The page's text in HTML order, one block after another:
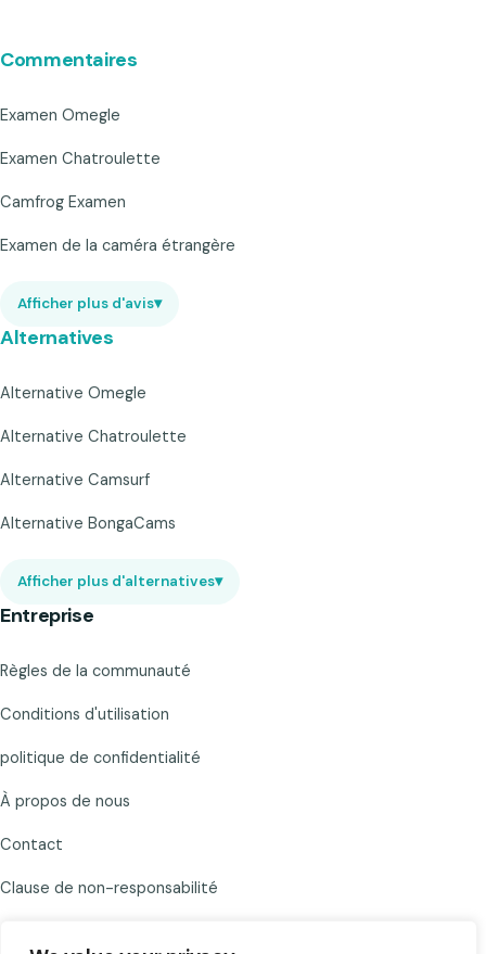
Commentaires
Examen Omegle
Examen Chatroulette
Camfrog Examen
Examen de la caméra étrangère
Afficher plus d'avis▾
Alternatives
Alternative Omegle
Alternative Chatroulette
Alternative Camsurf
Alternative BongaCams
Afficher plus d'alternatives▾
Entreprise
Règles de la communauté
Conditions d'utilisation
politique de confidentialité
À propos de nous
Contact
Clause de non-responsabilité